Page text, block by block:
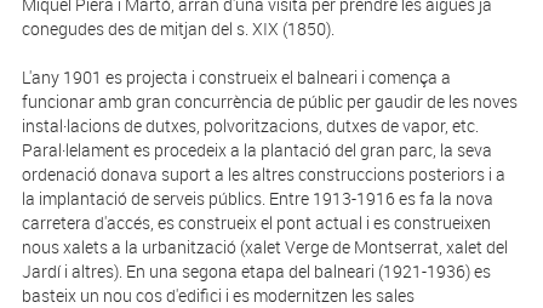
conegudes des de mitjan del s. XIX (1850).
L'any 1901 es projecta i construeix el balneari i comença a
funcionar amb gran concurrència de públic per gaudir de les noves
instal·lacions de dutxes, polvoritzacions, dutxes de vapor, etc.
Paral·lelament es procedeix a la plantació del gran parc, la seva
ordenació donava suport a les altres construccions posteriors i a
la implantació de serveis públics. Entre 1913-1916 es fa la nova
carretera d'accés, es construeix el pont actual i es construeixen
nous xalets a la urbanització (xalet Verge de Montserrat, xalet del
Jardí i altres). En una segona etapa del balneari (1921-1936) es
basteix un nou cos d'edifici i es modernitzen les sales